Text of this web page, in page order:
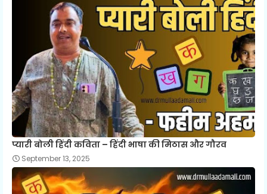
प्यारी बोली हिंदी कविता – हिंदी भाषा की मिठास और गौरव
September 13, 2025